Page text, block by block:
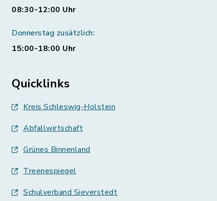
08:30-12:00 Uhr
Donnerstag zusätzlich:
15:00-18:00 Uhr
Quicklinks
Kreis Schleswig-Holstein
Abfallwirtschaft
Grünes Binnenland
Treenespiegel
Schulverband Sieverstedt